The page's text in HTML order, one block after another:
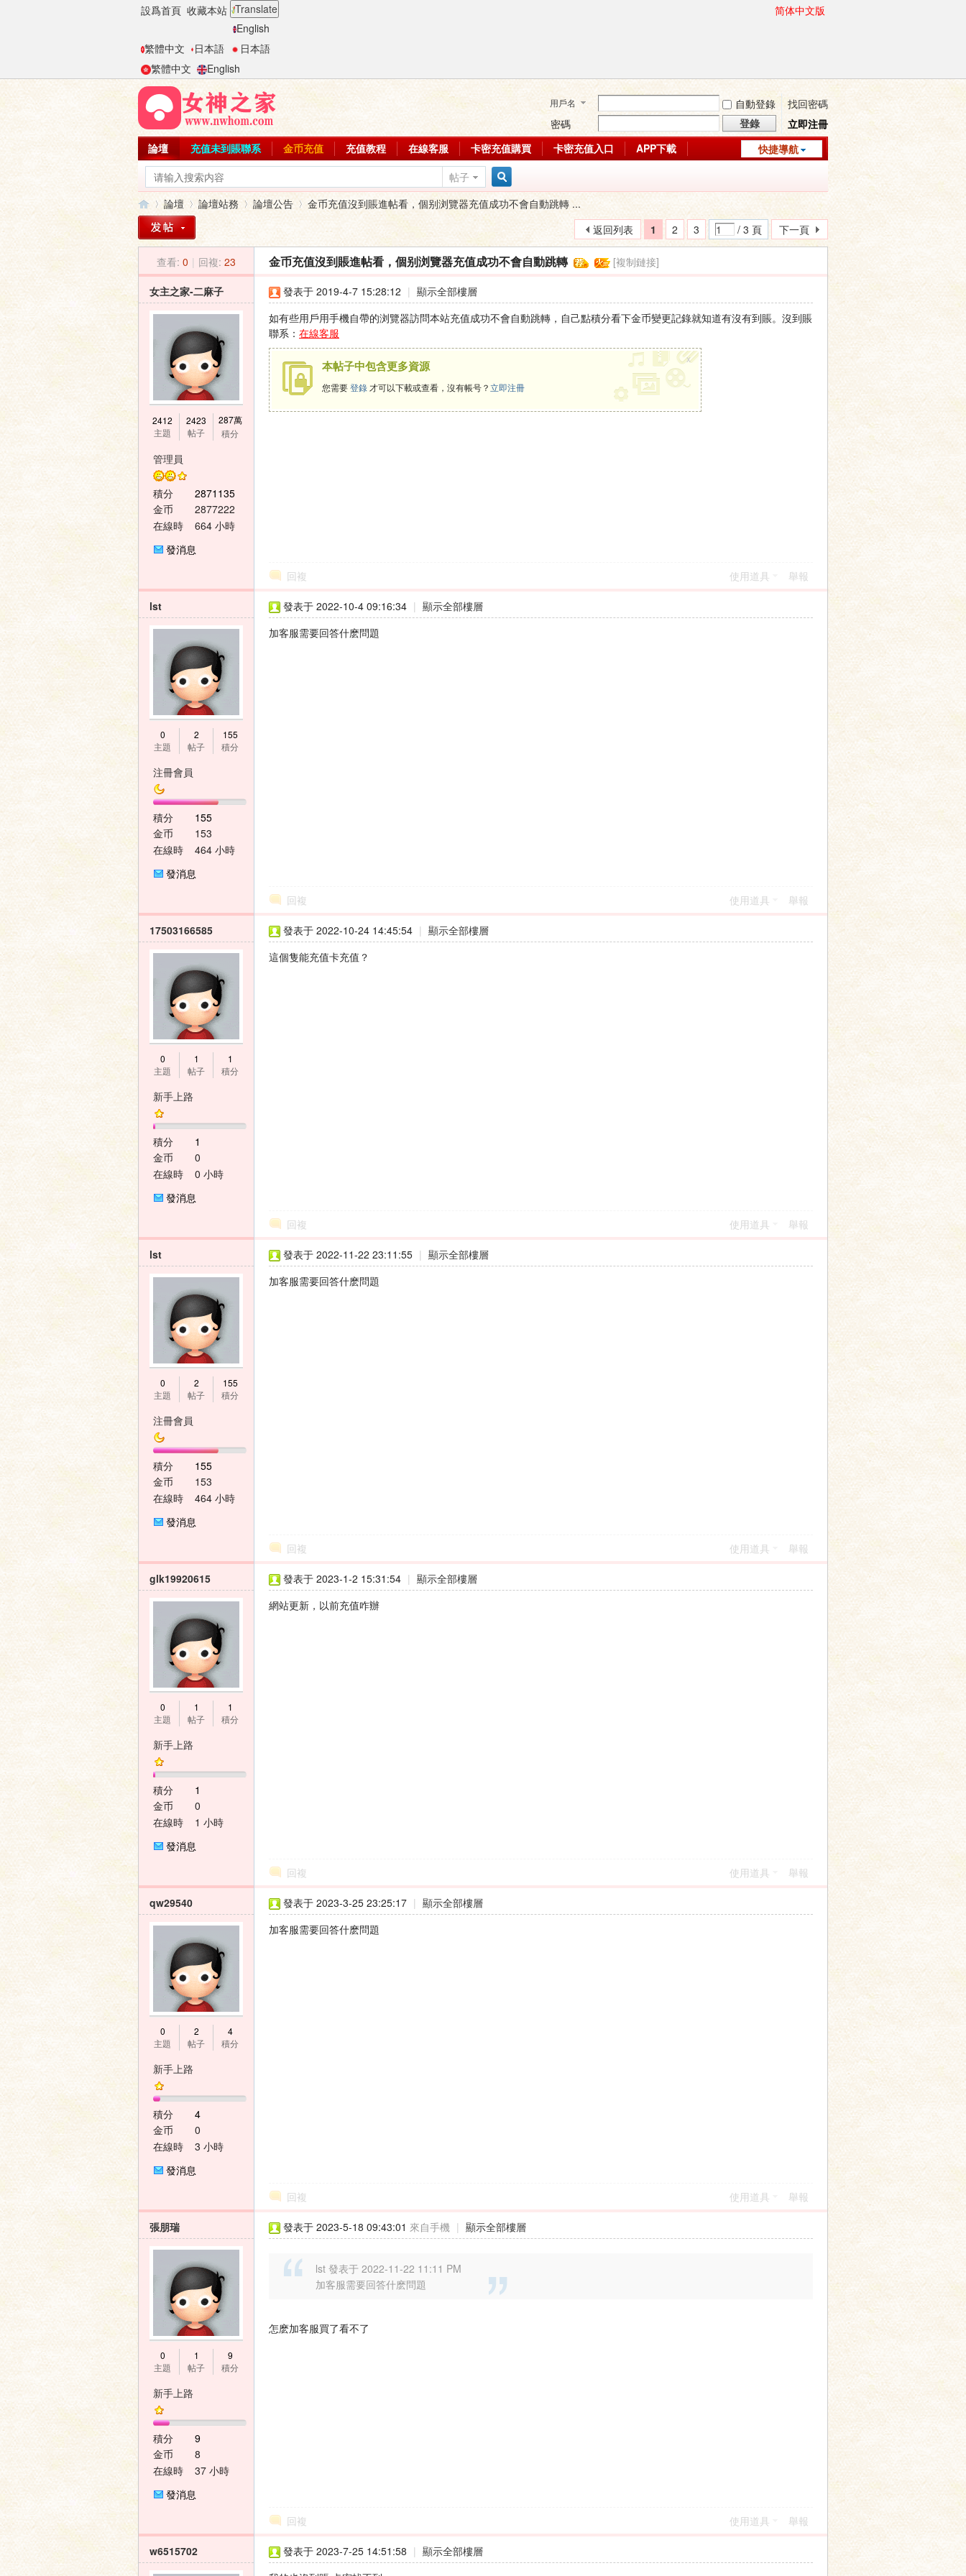
設爲首頁 收藏本站 Translate
English
繁體中文
日本語
日本語
繁體中文
English
简体中文版
用戶名 自動登錄
找回密碼
密碼
登錄
立即注冊
快捷導航
論壇 充值未到賬聯系 金币充值 充值教程 在線客服 卡密充值購買 卡密充值入口
APP下載
帖子
搜
索
論壇
›
論壇站務 論壇公告
›
金币充值沒到賬進帖看，個别浏覽器充值成功不會自動跳轉 ...
1
2 3 / 3 頁 下一頁
返回列表
查看: 0 | 回複: 23 金币充值沒到賬進帖看，個别浏覽器充值成功不會自動跳轉 [複制鏈接]
女主之家-二麻子
2412
主題
2423
帖子
287萬
積分
管理員
積分
2871135
金币
2877222
在線時
664 小時
發消息
發表于 2019-4-7 15:28:12 | 顯示全部樓層
如有些用戶用手機自帶的浏覽器訪問本站充值成功不會自動跳轉，自己點積分看下金币變更記錄就知道有沒有到賬。沒到賬
聯系： 在線客服
本帖子中包含更多資源
您需要登錄 才可以下載或查看，沒有帳号？立即注冊
x
回複 使用道具 舉報
lst
0
主題
2
帖子
155
積分
注冊會員
積分
155
金币
153
在線時
464 小時
發消息
發表于 2022-10-4 09:16:34 | 顯示全部樓層
加客服需要回答什麽問題
回複 使用道具 舉報
17503166585
0
主題
1
帖子
1
積分
新手上路
積分
1
金币
0
在線時
0 小時
發消息
發表于 2022-10-24 14:45:54 | 顯示全部樓層
這個隻能充值卡充值？
回複 使用道具 舉報
lst
0
主題
2
帖子
155
積分
注冊會員
積分
155
金币
153
在線時
464 小時
發消息
發表于 2022-11-22 23:11:55 | 顯示全部樓層
加客服需要回答什麽問題
回複 使用道具 舉報
glk19920615
0
主題
1
帖子
1
積分
新手上路
積分
1
金币
0
在線時
1 小時
發消息
發表于 2023-1-2 15:31:54 | 顯示全部樓層
網站更新，以前充值咋辦
回複 使用道具 舉報
qw29540
0
主題
2
帖子
4
積分
新手上路
積分
4
金币
0
在線時
3 小時
發消息
發表于 2023-3-25 23:25:17 | 顯示全部樓層
加客服需要回答什麽問題
回複 使用道具 舉報
張朋瑞
0
主題
1
帖子
9
積分
新手上路
積分
9
金币
8
在線時
37 小時
發消息
發表于 2023-5-18 09:43:01 來自手機 | 顯示全部樓層
lst 發表于 2022-11-22 11:11 PM
加客服需要回答什麽問題
怎麽加客服買了看不了
回複 使用道具 舉報
w6515702 發表于 2023-7-25 14:51:58 | 顯示全部樓層